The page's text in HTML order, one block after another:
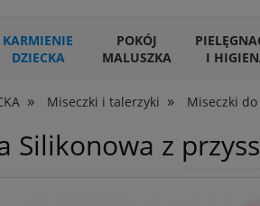
KARMIENIE
DZIECKA
POKÓJ
MALUSZKA
I
ZWIERZĄT
» Miseczki i talerzyki » Miseczki
Silikonowa z